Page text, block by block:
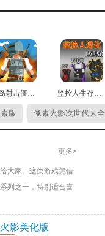
荒岛射击僵尸游戏最新版 监控人生存模拟最新版
版 像素火影次世代大全
更多>
大家。这类游戏凭借
列之一，特别适合喜
影美化版